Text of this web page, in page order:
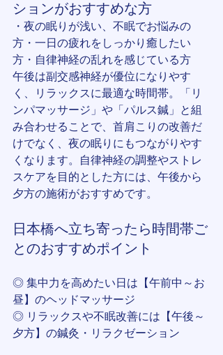
ションがおすすめな方
・夜の眠りが浅い、不眠でお悩みの
方・一日の疲れをしっかり癒したい
方・自律神経の乱れを感じている方
午後は副交感神経が優位になりやす
く、リラックスに最適な時間帯。「リ
ンパマッサージ」や「パルス鍼」と組
み合わせることで、首肩こりの改善だ
けでなく、夜の眠りにもつながりやす
くなります。自律神経の調整やストレ
スケアを目的とした方には、午後から
夕方の施術がおすすめです。
日本橋へ立ち寄ったら時間帯ご
とのおすすめポイント
◎ 集中力を高めたい日は【午前中～お
昼】のヘッドマッサージ
◎ リラックスや不眠改善には【午後～
夕方】の鍼灸・リラクゼーション